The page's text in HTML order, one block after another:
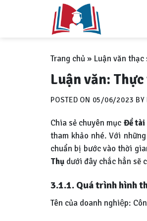
Trang chủ» Luận văn thạc
Luận văn:
POSTED ON 05/06/2023 BY
Chia sẻ chuyên mục Đề tài
tham khảo nhé. Với
chuẩn bị bước vào thời
Thụ dưới đây chắc hẳn sẽ
3.1.1. Quá trình hình
Tên của doanh nghiệp: